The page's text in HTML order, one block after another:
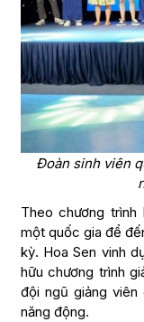
Đoàn sinh viên
Theo chương
một quốc gia để
kỳ. Hoa Sen vinh
hữu chương trình
đội ngũ giảng viên
năng động.